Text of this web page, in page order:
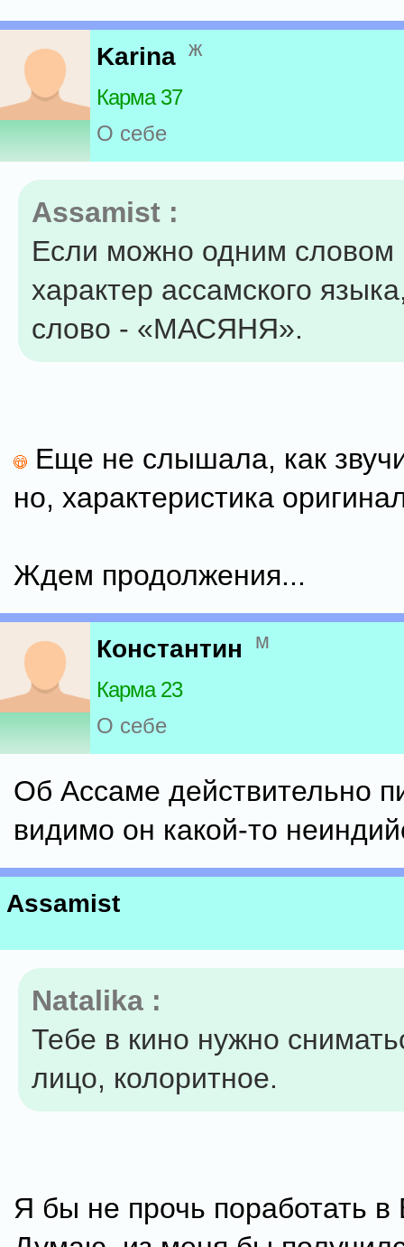
Karina ж
Карма 37
О себе
Assamist :
Если можно одним словом
характер ассамского
слово - «МАСЯНЯ».
Еще не слышала, как
но, характеристика
Ждем продолжения...
Константин м
Карма 23
О себе
Об Ассаме действительно
видимо он какой-то
Assamist
Natalika :
Тебе в кино нужно
лицо, колоритное.
Я бы не прочь поработать в